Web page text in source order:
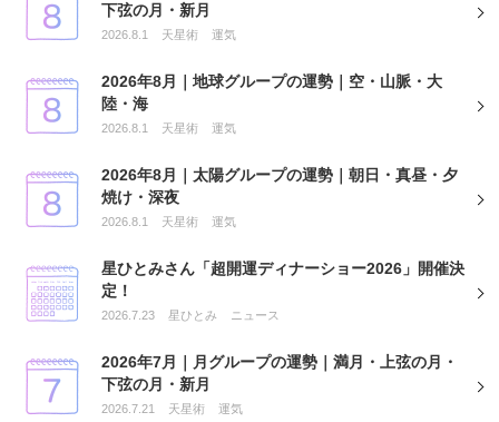
下弦の月・新月
2026.8.1 天星術 運気
2026年8月｜地球グループの運勢｜空・山脈・大
陸・海
2026.8.1 天星術 運気
2026年8月｜太陽グループの運勢｜朝日・真昼・夕
焼け・深夜
2026.8.1 天星術 運気
星ひとみさん「超開運ディナーショー2026」開催決
定！
2026.7.23 星ひとみ ニュース
2026年7月｜月グループの運勢｜満月・上弦の月・
下弦の月・新月
2026.7.21 天星術 運気